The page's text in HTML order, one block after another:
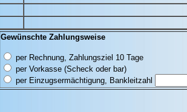
Gewünschte Zahlungsweise
per Rechnung, Zahlungsziel 10 Tage
per Vorkasse (Scheck oder bar)
per Einzugsermächtigung, Bankleitzahl